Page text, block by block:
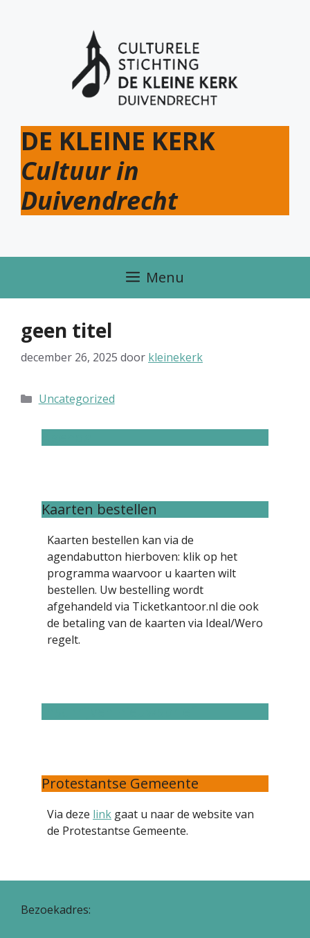
DE KLEINE KERK
Cultuur in
Duivendrecht
Menu
geen titel
december 26, 2025 door kleinekerk
Categorieën
Uncategorized
Kaarten bestellen
Kaarten bestellen kan via de
agendabutton hierboven: klik op het
programma waarvoor u kaarten wilt
bestellen. Uw bestelling wordt
afgehandeld via Ticketkantoor.nl die ook
de betaling van de kaarten via Ideal/Wero
regelt.
Protestantse Gemeente
Via deze link gaat u naar de website van
de Protestantse Gemeente.
Bezoekadres: